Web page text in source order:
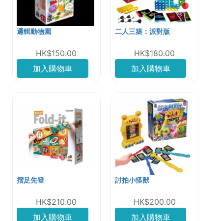
邏輯動物園
HK$150.00
加入購物車
二人三築：派對版
HK$180.00
加入購物車
摺足先登
HK$210.00
加入購物車
討拍小怪獸
HK$200.00
加入購物車